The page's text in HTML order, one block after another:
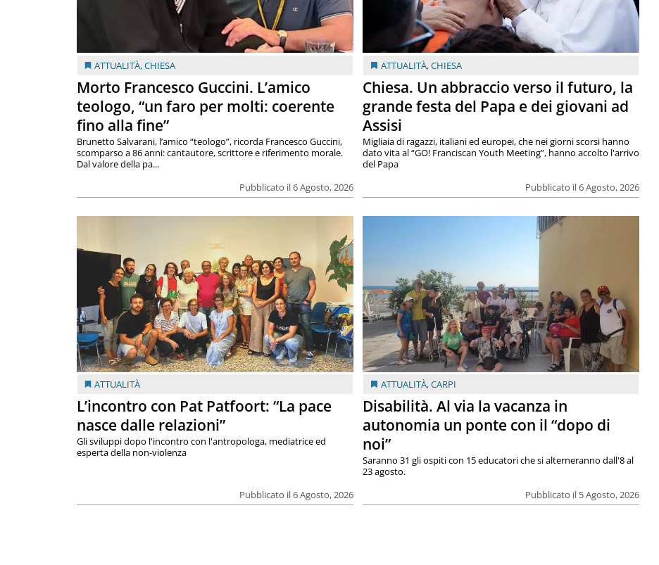
ATTUALITÀ,CHIESA
Morto Francesco Guccini. L’amico
teologo, “un faro per molti: coerente
fino alla fine”
Pubblicato il 6 Agosto, 2026
Brunetto Salvarani, l’amico “teologo”, ricorda Francesco Guccini,
scomparso a 86 anni: cantautore, scrittore e riferimento morale.
Dal valore della pa...
ATTUALITÀ,CHIESA
Chiesa. Un abbraccio verso il futuro, la
grande festa del Papa e dei giovani ad
Assisi
Pubblicato il 6 Agosto, 2026
Migliaia di ragazzi, italiani ed europei, che nei giorni scorsi hanno
dato vita al “GO! Franciscan Youth Meeting”, hanno accolto l'arrivo
del Papa
ATTUALITÀ
L’incontro con Pat Patfoort: “La pace
nasce dalle relazioni”
Pubblicato il 6 Agosto, 2026
Gli sviluppi dopo l'incontro con l'antropologa, mediatrice ed
esperta della non-violenza
ATTUALITÀ,CARPI
Disabilità. Al via la vacanza in
autonomia un ponte con il “dopo di
noi”
Pubblicato il 5 Agosto, 2026
Saranno 31 gli ospiti con 15 educatori che si alterneranno dall'8 al
23 agosto.